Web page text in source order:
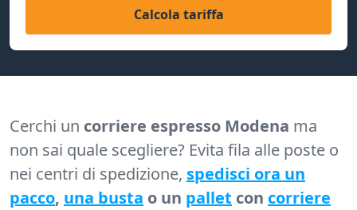
Calcola tariffa
Cerchi un corriere espresso Modena ma
non sai quale scegliere? Evita fila alle poste o
nei centri di spedizione, spedisci ora un
pacco, una busta o un pallet con corriere